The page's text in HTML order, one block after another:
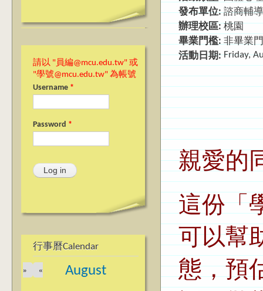
請以 "員編@mcu.edu.tw" 或
"學號@mcu.edu.tw" 為帳號
Username *
Password *
行事曆Calendar
August
«
»
發布單位:諮商輔
辦理校區:桃園
畢業門檻: 非畢業
活動日期:Friday,
親愛的
這份「
可以幫
態，預